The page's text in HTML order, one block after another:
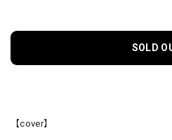
SOLD
【cover】